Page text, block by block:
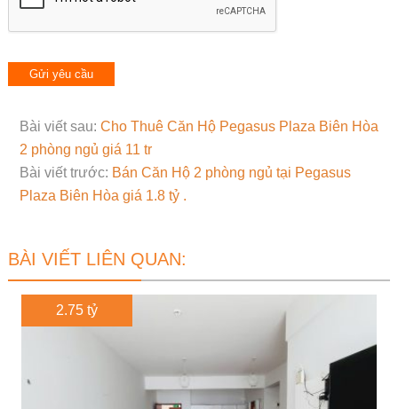
Bài viết sau: Cho Thuê Căn Hộ Pegasus Plaza Biên Hòa
2 phòng ngủ giá 11 tr
Bài viết trước: Bán Căn Hộ 2 phòng ngủ tại Pegasus
Plaza Biên Hòa giá 1.8 tỷ .
BÀI VIẾT LIÊN QUAN:
2.75 tỷ